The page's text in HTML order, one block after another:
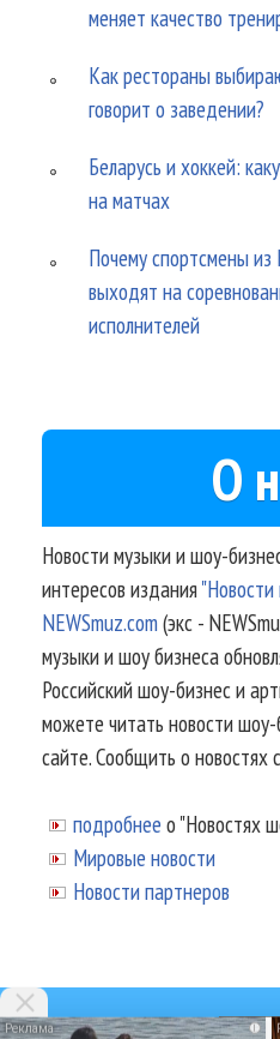
меняет качество
Как рестораны
говорит о заведении?
Беларусь и хоккей:
на матчах
Почему спортсмены
выходят на
исполнителей
О
Новости музыки и шоу-
интересов издания
NEWSmuz.com(экс -
музыки и шоу бизнеса
Российский шоу-бизнес и
можете читать новости
сайте. Сообщить о новостях
подробнее о "Новостях
Мировые новости
Новости партнеров
i